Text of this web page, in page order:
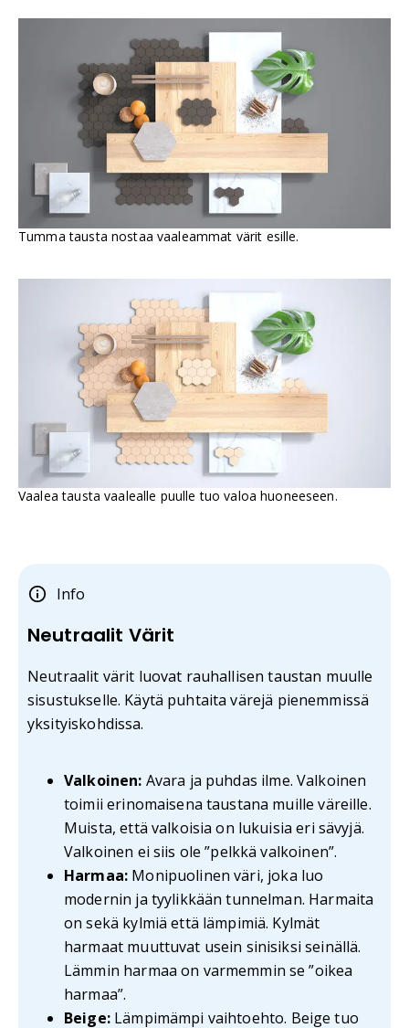
Tumma tausta nostaa vaaleammat värit esille.
Vaalea tausta vaalealle puulle tuo valoa huoneeseen.
Info
Neutraalit Värit
Neutraalit värit luovat rauhallisen taustan muulle
sisustukselle. Käytä puhtaita värejä pienemmissä
yksityiskohdissa.
Valkoinen: Avara ja puhdas ilme. Valkoinen
toimii erinomaisena taustana muille väreille.
Muista, että valkoisia on lukuisia eri sävyjä.
Valkoinen ei siis ole ”pelkkä valkoinen”.
Harmaa: Monipuolinen väri, joka luo
modernin ja tyylikkään tunnelman. Harmaita
on sekä kylmiä että lämpimiä. Kylmät
harmaat muuttuvat usein sinisiksi seinällä.
Lämmin harmaa on varmemmin se ”oikea
harmaa”.
Beige:Lämpimämpi vaihtoehto. Beige tuo